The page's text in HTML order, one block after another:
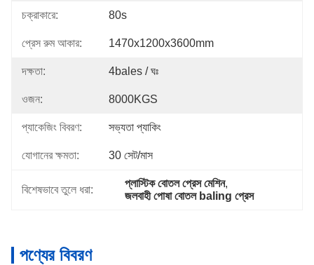
চক্রাকারে: 80s
প্রেস রুম আকার: 1470x1200x3600mm
দক্ষতা: 4bales / ঘঃ
ওজন: 8000KGS
প্যাকেজিং বিবরণ: সভ্যতা প্যাকিং
যোগানের ক্ষমতা: 30 সেট/মাস
বিশেষভাবে তুলে ধরা:
প্লাস্টিক বোতল প্রেস মেশিন,
জলবাহী পোষা বোতল baling প্রেস
পণ্যের বিবরণ